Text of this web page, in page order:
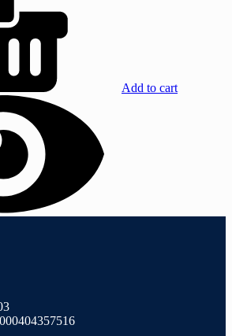
Add to cart